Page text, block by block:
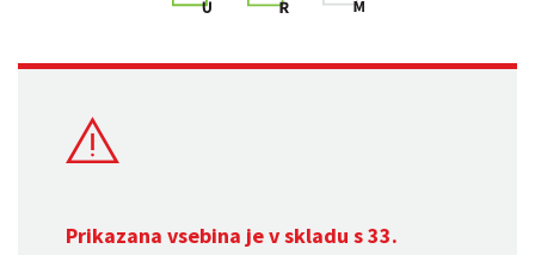
Prikazana vsebina je v skladu s 33.